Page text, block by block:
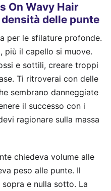
On Wavy Hair
delle punte
per le sfilature profonde.
più il capello si muove.
e sottili, creare troppi
Ti ritroverai con delle
sembrano danneggiate
il successo con i
ragionare sulla massa
chiedeva volume alle
peso alle punte. Il
e nulla sotto. La